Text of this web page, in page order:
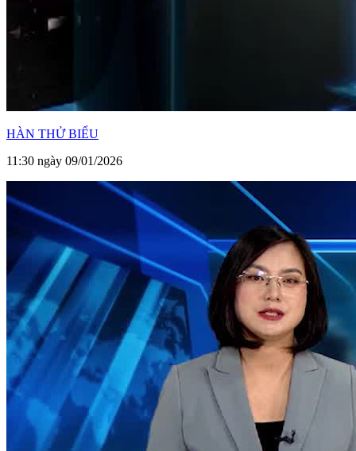
HÀN THỬ BIỂU
11:30 ngày 09/01/2026